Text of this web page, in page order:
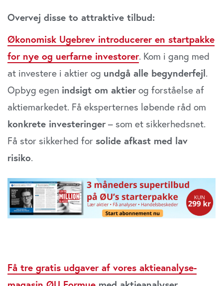
Overvej disse to attraktive tilbud:
Økonomisk Ugebrev introducerer en startpakke
for nye og uerfarne investorer. Kom i gang med
at investere i aktier og undgå alle begynderfejl.
Opbyg egen indsigt om aktierog forståelse af
aktiemarkedet. Få eksperternes løbende råd om
konkrete investeringer– som et sikkerhedsnet.
Få stor sikkerhed for solide afkast med lav
risiko.
Få tre gratis udgaver af vores aktieanalyse-